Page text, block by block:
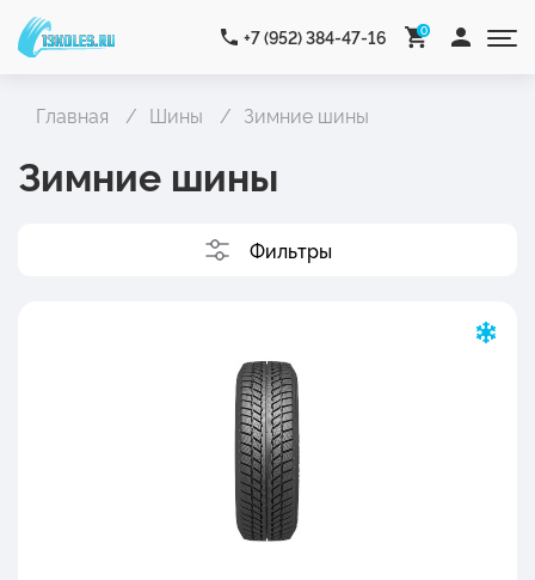
+7 (952) 384-47-16 0
Главная Шины Зимние шины
Зимние шины
Фильтры